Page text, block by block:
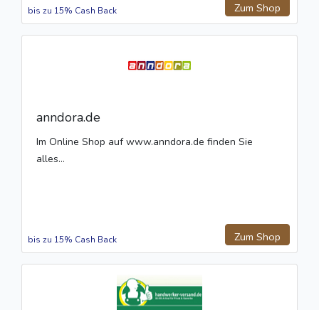
Zum Shop
bis zu 15% Cash Back
anndora.de
Im Online Shop auf www.anndora.de finden Sie
alles...
Zum Shop
bis zu 15% Cash Back